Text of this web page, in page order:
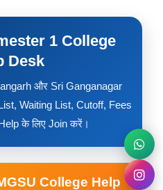
1 College
Desk
और Sri Ganganagar
Waiting List, Cutoff, Fees
के लिए Join करें।
College Help